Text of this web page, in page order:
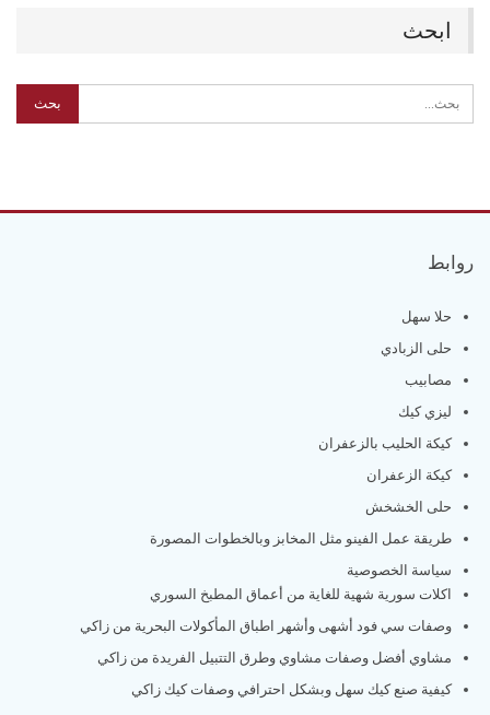
ابحث
روابط
حلا سهل
حلى الزبادي
مصابيب
ليزي كيك
كيكة الحليب بالزعفران
كيكة الزعفران
حلى الخشخش
طريقة عمل الفينو مثل المخابز وبالخطوات المصورة
سياسة الخصوصية
اكلات سورية شهية للغاية من أعماق المطبخ السوري
وصفات سي فود أشهى وأشهر اطباق المأكولات البحرية من زاكي
مشاوي أفضل وصفات مشاوي وطرق التتبيل الفريدة من زاكي
كيفية صنع كيك سهل وبشكل احترافي وصفات كيك زاكي